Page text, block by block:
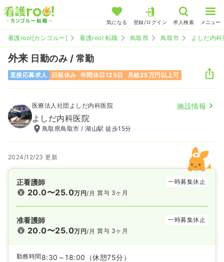
気になる 登録/ログイン 求人検索 メニュー
看護roo![カンゴルー] 看護roo! 転職 鳥取県 鳥取市 よしだ内科
外来 日勤のみ / 常勤
直接応募求人 日祝休み 年間休日125日 月給25万円以上可
医療法人社団よしだ内科医院 施設情報
よしだ内科医院
鳥取県鳥取市 / 湖山駅 徒歩15分
2024/12/23 更新
正看護師 一時募集休止
20.0〜25.0万円/月 賞与 3ヶ月
准看護師 一時募集休止
20.0〜25.0万円/月 賞与 3ヶ月
勤務時間 8:30～18:00
（休憩75分）